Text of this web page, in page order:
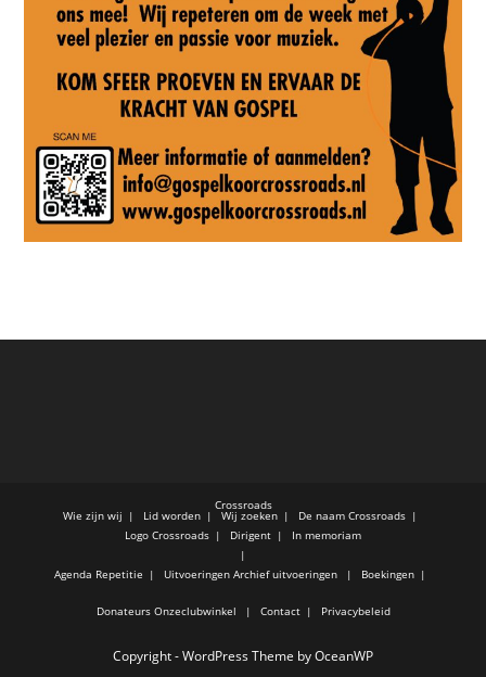
Crossroads
Wie zijn wij Lid worden Wij zoeken
De naam Crossroads
Logo Crossroads
Dirigent In memoriam
Agenda Repetitie Uitvoeringen Archief uitvoeringen Boekingen
Donateurs Onzeclubwinkel Contact Privacybeleid
Copyright - WordPress Theme by OceanWP